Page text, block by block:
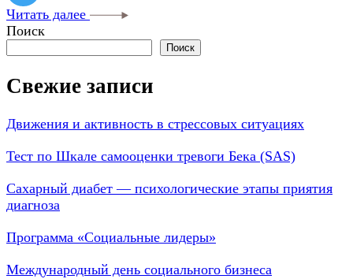
Читать далее
Поиск
Поиск
Свежие записи
Движения и активность в стрессовых ситуациях
Тест по Шкале самооценки тревоги Бека (SAS)
Сахарный диабет — психологические этапы приятия
диагноза
Программа «Социальные лидеры»
Международный день социального бизнеса